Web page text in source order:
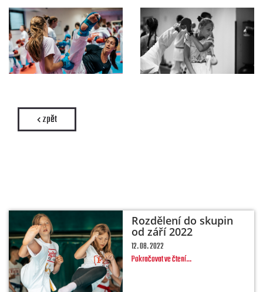
zpět
Rozdělení do skupin
od září 2022
12. 08. 2022
Pokračovat ve čtení...